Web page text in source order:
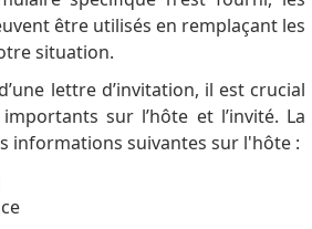
être utilisés en remplaçant les
situation.
lettre d’invitation, il est crucial
sur l’hôte et l’invité. La
informations suivantes sur l'hôte :